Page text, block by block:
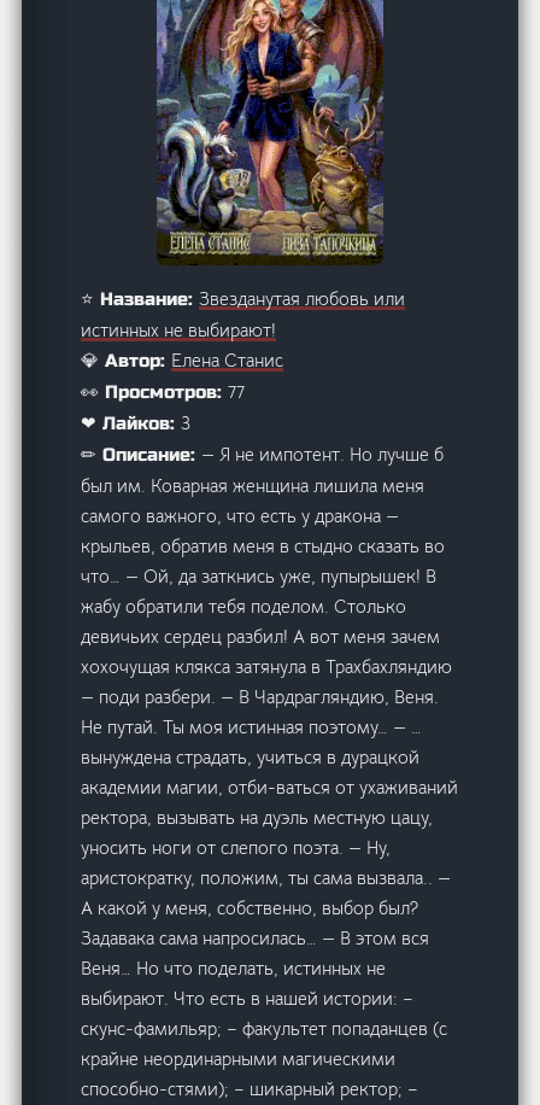
⭐ Название:Звезданутая любовь или
истинных не выбирают!
💎 Автор: Елена Станис
👀 Просмотров:77
❤ Лайков:3
✏ Описание: — Я не импотент. Но лучше б
был им. Коварная женщина лишила меня
самого важного, что есть у дракона —
крыльев, обратив меня в стыдно сказать во
что… — Ой, да заткнись уже, пупырышек! В
жабу обратили тебя поделом. Столько
девичьих сердец разбил! А вот меня зачем
хохочущая клякса затянула в Трахбахляндию
— поди разбери. — В Чардрагляндию, Веня.
Не путай. Ты моя истинная поэтому… — …
вынуждена страдать, учиться в дурацкой
академии магии, отби-ваться от ухаживаний
ректора, вызывать на дуэль местную цацу,
уносить ноги от слепого поэта. — Ну,
аристократку, положим, ты сама вызвала.. —
А какой у меня, собственно, выбор был?
Задавака сама напросилась… — В этом вся
Веня… Но что поделать, истинных не
выбирают. Что есть в нашей истории: –
скунс-фамильяр; – факультет попаданцев (с
крайне неординарными магическими
способно-стями); – шикарный ректор; –